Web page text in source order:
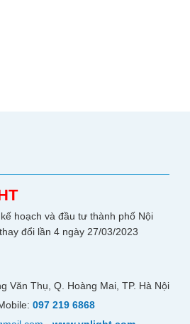
hoạch và đầu tư thành phố Nội
đổi lần 4 ngày 27/03/2023
Văn Thụ, Q. Hoàng Mai, TP. Hà Nội
097 219 6868